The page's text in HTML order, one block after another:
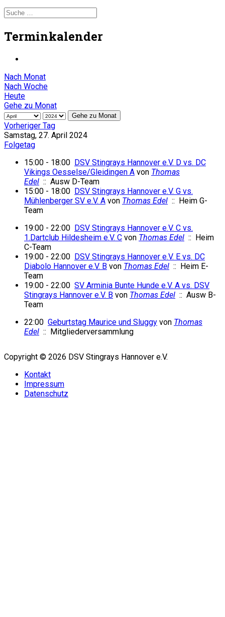
Terminkalender
Nach Monat
Nach Woche
Heute
Gehe zu Monat
Gehe zu Monat
Vorheriger Tag
Samstag, 27. April 2024
Folgetag
15:00 - 18:00 DSV Stingrays Hannover e.V. D vs. DC
Vikings Oesselse/Gleidingen A von Thomas
Edel :: Ausw D-Team
15:00 - 18:00 DSV Stingrays Hannover e.V. G vs.
Mühlenberger SV e.V. A von Thomas Edel :: Heim G-
Team
19:00 - 22:00 DSV Stingrays Hannover e.V. C vs.
1.Dartclub Hildesheim e.V. C von Thomas Edel :: Heim
C-Team
19:00 - 22:00 DSV Stingrays Hannover e.V. E vs. DC
Diabolo Hannover e.V. B von Thomas Edel :: Heim E-
Team
19:00 - 22:00 SV Arminia Bunte Hunde e.V. A vs. DSV
Stingrays Hannover e.V. B von Thomas Edel :: Ausw B-
Team
22:00 Geburtstag Maurice und Sluggy von Thomas
Edel :: Mitgliederversammlung
Copyright © 2026 DSV Stingrays Hannover e.V.
Kontakt
Impressum
Datenschutz